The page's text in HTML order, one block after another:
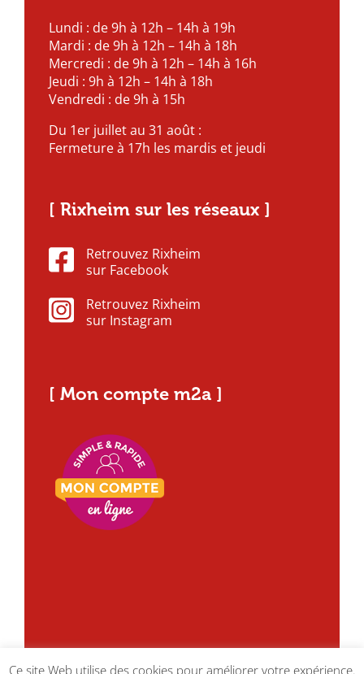
Lundi : de 9h à 12h – 14h à 19h
Mardi : de 9h à 12h – 14h à 18h
Mercredi : de 9h à 12h – 14h à 16h
Jeudi : 9h à 12h – 14h à 18h
Vendredi : de 9h à 15h
Du 1er juillet au 31 août :
Fermeture à 17h les mardis et jeudi
[ Rixheim sur les réseaux ]
Retrouvez Rixheim
sur Facebook
Retrouvez Rixheim
sur Instagram
[ Mon compte m2a ]
Ce site Web utilise des cookies pour améliorer votre expérience.